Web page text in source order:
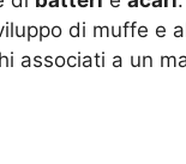
di muffe e
associati a un